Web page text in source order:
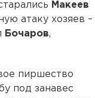
Макеев
атаку хозяев –
Бочаров,
пиршество
под занавес